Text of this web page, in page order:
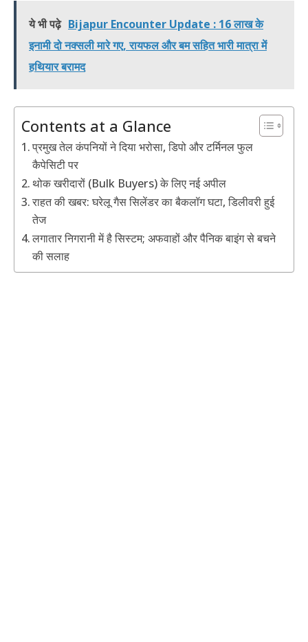
ये भी पढ़े Bijapur Encounter Update : 16 लाख के
इनामी दो नक्सली मारे गए, रायफल और बम सहित भारी मात्रा में
हथियार बरामद
Contents at a Glance
प्रमुख तेल कंपनियों ने दिया भरोसा, डिपो और टर्मिनल फुल
कैपेसिटी पर
थोक खरीदारों (Bulk Buyers) के लिए नई अपील
राहत की खबर: घरेलू गैस सिलेंडर का बैकलॉग घटा, डिलीवरी हुई
तेज
लगातार निगरानी में है सिस्टम; अफवाहों और पैनिक बाइंग से बचने
की सलाह